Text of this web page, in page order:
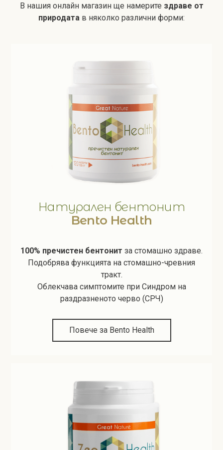
В нашия онлайн магазин ще намерите здраве от
природата в няколко различни форми:
Натурален бентонит
Bento Health
100% пречистен бентонит за стомашно здраве.
Подобрява функцията на стомашно-чревния
тракт.
Облекчава симптомите при Синдром на
раздразненото черво (СРЧ)
Повече за Bento Health